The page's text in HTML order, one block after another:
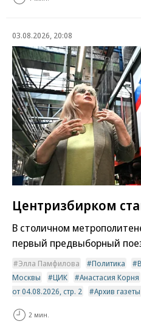
03.08.2026, 20:08
Центризбирком
В столичном
первый предвыборный
Элла Памфилова Политика
Москвы
ЦИК Анастасия Корня
от 04.08.2026, стр. 2
Архив
2 мин.